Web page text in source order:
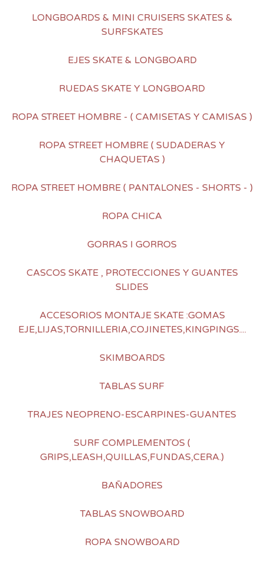
LONGBOARDS & MINI CRUISERS SKATES &
SURFSKATES
EJES SKATE & LONGBOARD
RUEDAS SKATE Y LONGBOARD
ROPA STREET HOMBRE - ( CAMISETAS Y CAMISAS )
ROPA STREET HOMBRE ( SUDADERAS Y
CHAQUETAS )
ROPA STREET HOMBRE ( PANTALONES - SHORTS - )
ROPA CHICA
GORRAS I GORROS
CASCOS SKATE , PROTECCIONES Y GUANTES
SLIDES
ACCESORIOS MONTAJE SKATE :GOMAS
EJE,LIJAS,TORNILLERIA,COJINETES,KINGPINGS....
SKIMBOARDS
TABLAS SURF
TRAJES NEOPRENO-ESCARPINES-GUANTES
SURF COMPLEMENTOS (
GRIPS,LEASH,QUILLAS,FUNDAS,CERA.)
BAÑADORES
TABLAS SNOWBOARD
ROPA SNOWBOARD